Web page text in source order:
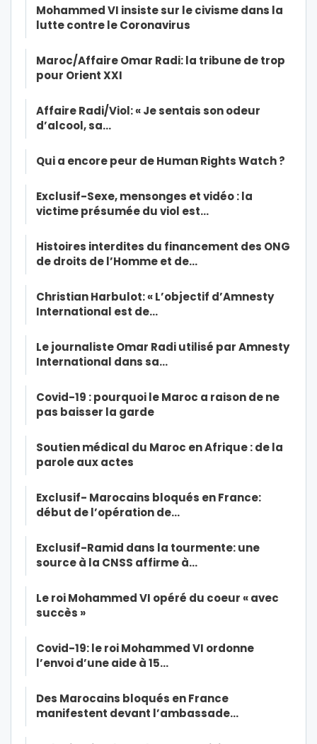
Mohammed VI insiste sur le civisme dans la
lutte contre le Coronavirus
Maroc/Affaire Omar Radi: la tribune de trop
pour Orient XXI
Affaire Radi/Viol: « Je sentais son odeur
d’alcool, sa…
Qui a encore peur de Human Rights Watch ?
Exclusif-Sexe, mensonges et vidéo : la
victime présumée du viol est…
Histoires interdites du financement des ONG
de droits de l’Homme et de…
Christian Harbulot: « L’objectif d’Amnesty
International est de…
Le journaliste Omar Radi utilisé par Amnesty
International dans sa…
Covid-19 : pourquoi le Maroc a raison de ne
pas baisser la garde
Soutien médical du Maroc en Afrique : de la
parole aux actes
Exclusif- Marocains bloqués en France:
début de l’opération de…
Exclusif-Ramid dans la tourmente: une
source à la CNSS affirme à…
Le roi Mohammed VI opéré du coeur « avec
succès »
Covid-19: le roi Mohammed VI ordonne
l’envoi d’une aide à 15…
Des Marocains bloqués en France
manifestent devant l’ambassade…